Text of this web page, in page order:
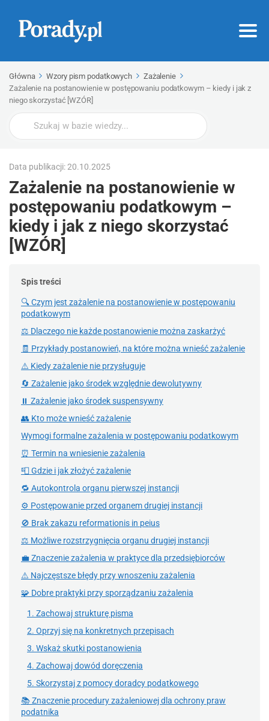
Główna Wzory pism podatkowych
Zażalenie
Zażalenie na postanowienie w postępowaniu podatkowym – kiedy i jak z
niego skorzystać [WZÓR]
Wyszukaj
Data publikacji: 20.10.2025
Zażalenie na postanowienie w
postępowaniu podatkowym –
kiedy i jak z niego skorzystać
[WZÓR]
Spis treści
🔍 Czym jest zażalenie na postanowienie w postępowaniu
podatkowym
⚖️ Dlaczego nie każde postanowienie można zaskarżyć
🧾 Przykłady postanowień, na które można wnieść zażalenie
⚠️ Kiedy zażalenie nie przysługuje
🔄 Zażalenie jako środek względnie dewolutywny
⏸ Zażalenie jako środek suspensywny
👥 Kto może wnieść zażalenie
Wymogi formalne zażalenia w postępowaniu podatkowym
⏰ Termin na wniesienie zażalenia
📮 Gdzie i jak złożyć zażalenie
🔁 Autokontrola organu pierwszej instancji
⚙️ Postępowanie przed organem drugiej instancji
🚫 Brak zakazu reformationis in peius
⚖️ Możliwe rozstrzygnięcia organu drugiej instancji
💼 Znaczenie zażalenia w praktyce dla przedsiębiorców
⚠️ Najczęstsze błędy przy wnoszeniu zażalenia
🧩 Dobre praktyki przy sporządzaniu zażalenia
1. Zachowaj strukturę pisma
2. Oprzyj się na konkretnych przepisach
3. Wskaż skutki postanowienia
4. Zachowaj dowód doręczenia
5. Skorzystaj z pomocy doradcy podatkowego
📚 Znaczenie procedury zażaleniowej dla ochrony praw
podatnika